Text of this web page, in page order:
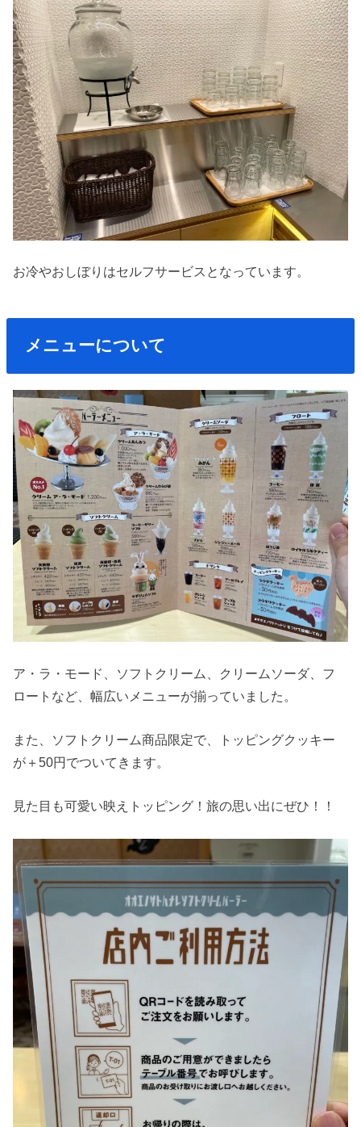
お冷やおしぼりはセルフサービスとなっています。
メニューについて
ア・ラ・モード、ソフトクリーム、クリームソーダ、フ
ロートなど、幅広いメニューが揃っていました。
また、ソフトクリーム商品限定で、トッピングクッキー
が＋50円でついてきます。
見た目も可愛い映えトッピング！旅の思い出にぜひ！！